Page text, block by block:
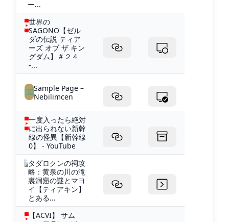
ー...
世界の
SAGONO【ゼル
ダの伝説 ティア
ーズ オブ ザ キン
グダム】＃２４
-...
Sample Page –
Nebilimcen
一度入ったら絶対
に出られない新幹
線の怪異【新幹線
0】 - YouTube
タダロクンの祠攻
略：黄泉の川の滝
裏洞窟の謎とマヨ
イ【ティアキン】
とある...
【ACVI】 サム